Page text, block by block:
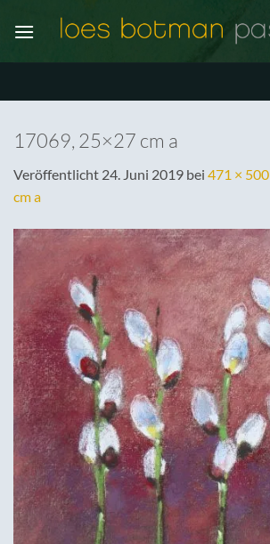
Inhalt
17069, 25×27 cm a
Veröffentlicht 24. Juni 2019 bei 471 × 500
cm a